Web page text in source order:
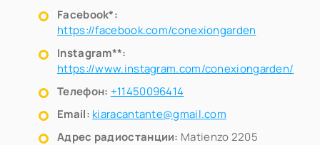
Facebook*:
https://facebook.com/conexiongarden
Instagram**:
https://www.instagram.com/conexiongarden/
Телефон: +11450096414
Email: kiaracantante@gmail.com
Адрес радиостанции: Matienzo 2205